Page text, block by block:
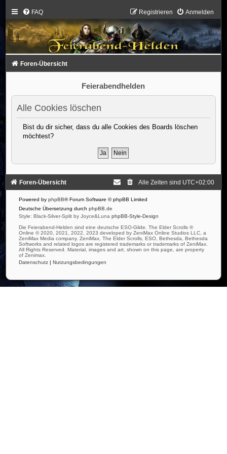
FAQ Anmelden
Registrieren
Foren-Übersicht
Feierabendhelden
Alle Cookies löschen
Bist du dir sicher, dass du alle Cookies des Boards löschen
möchtest?
Foren-Übersicht Alle Zeiten sind UTC+02:00
Powered by phpBB® Forum Software © phpBB Limited
Deutsche Übersetzung durch phpBB.de
Style: Black-Silver-Split by Joyce&Luna phpBB-Style-Design
Die Feierabend-Helden sind eine deutsche ESO-Gilde. The Elder Scrolls ®
Online © 2020, 2021, 2022, 2023 developed by ZeniMax Online Studios LLC, a
ZeniMax Media company. ZeniMax, The Elder Scrolls, ESO, Bethesda, Bethesda
Softworks and related logos are registered trademarks or trademarks of ZeniMax.
All Rights Reserved. Material, images and art, shown on this page, are property
of Zenimax.
Datenschutz
Nutzungsbedingungen